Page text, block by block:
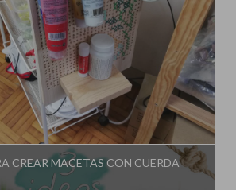
Influencer:El Taller de Ire
CREAR MACETAS CON CUERDA